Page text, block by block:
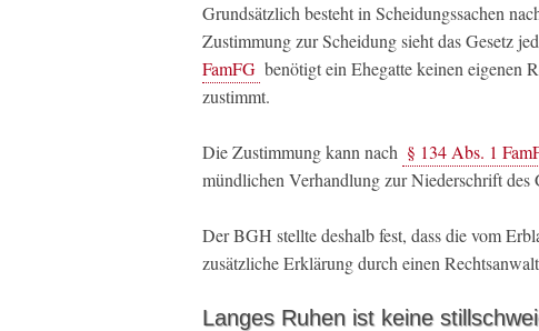
Grundsätzlich besteht in Scheidungssachen
Zustimmung zur Scheidung sieht das Gesetz
FamFG benötigt ein Ehegatte keinen eigenen
zustimmt.
Die Zustimmung kann nach § 134 Abs. 1
mündlichen Verhandlung zur Niederschrift des
Der BGH stellte deshalb fest, dass die vom
zusätzliche Erklärung durch einen
Langes Ruhen ist keine